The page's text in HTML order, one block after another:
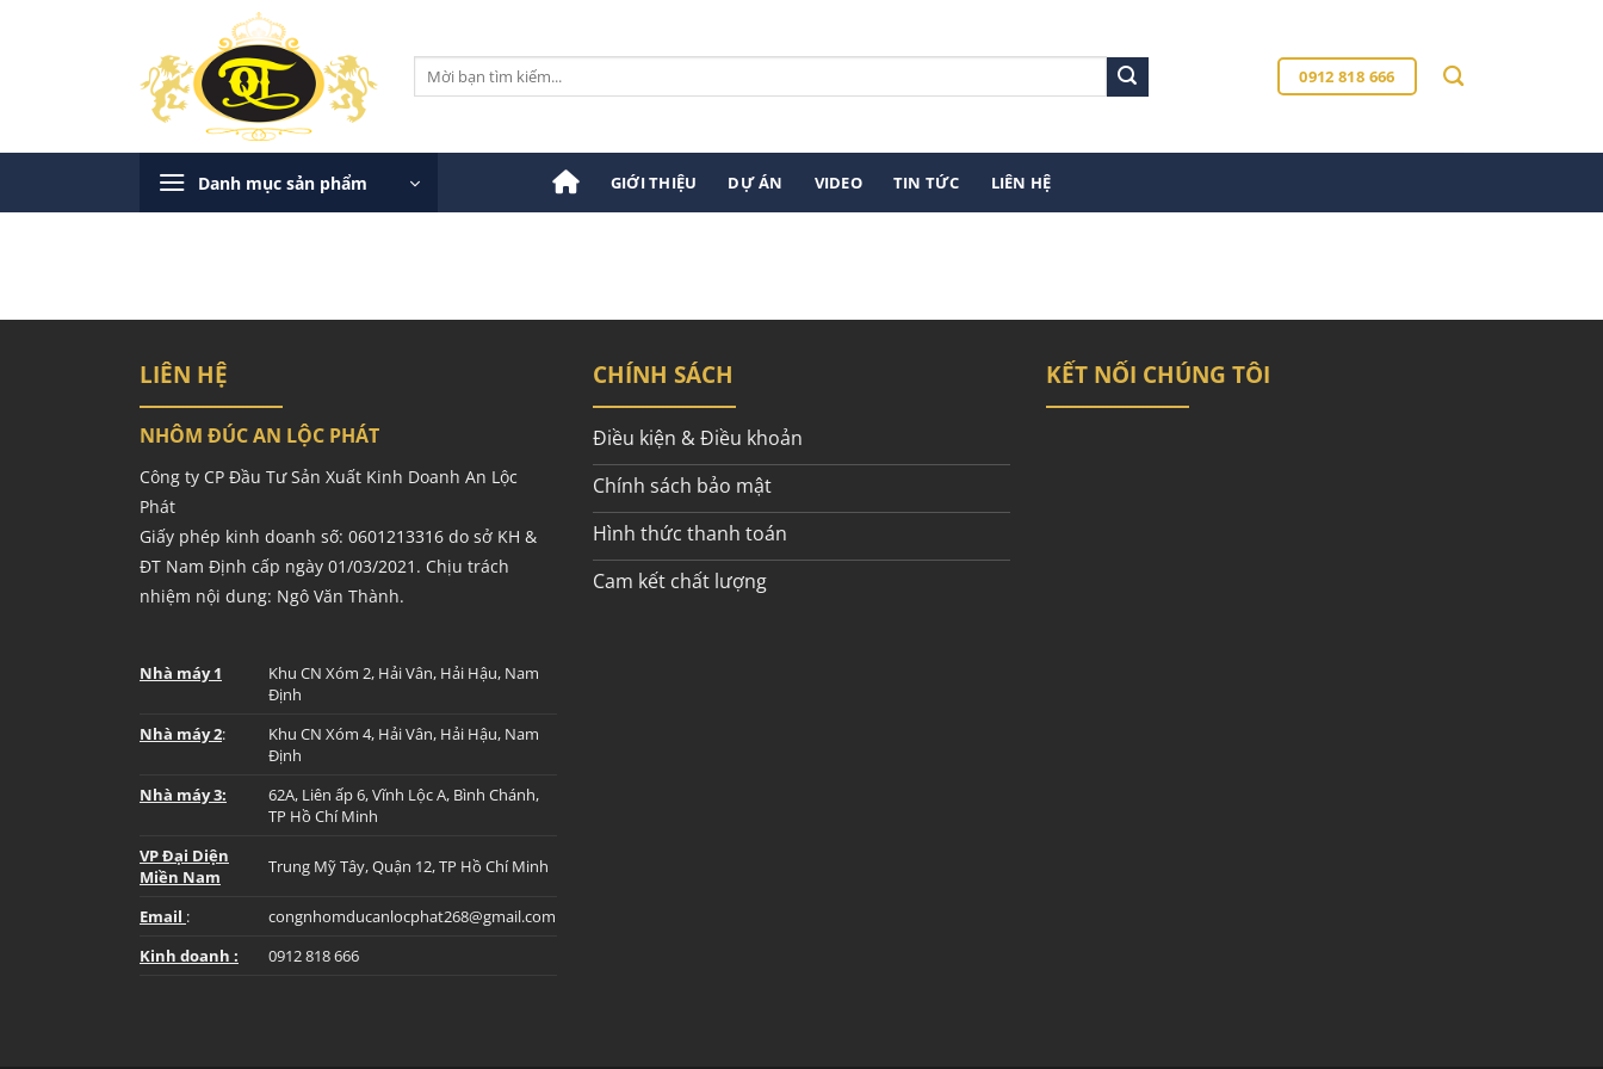
Tìm
0912 818 666
Danh mục sản phẩm GIỚI THIỆU DỰ ÁN VIDEO TIN TỨC LIÊN HỆ
LIÊN HỆ
NHÔM ĐÚC AN LỘC PHÁT
Công ty CP Đầu Tư Sản Xuất Kinh Doanh An Lộc
Phát
Giấy phép kinh doanh số: 0601213316 do sở KH &
ĐT Nam Định cấp ngày 01/03/2021. Chịu trách
nhiệm nội dung: Ngô Văn Thành.
Nhà máy 1
Khu CN Xóm 2, Hải Vân, Hải Hậu, Nam
Định
Nhà máy 2:
Khu CN Xóm 4, Hải Vân, Hải Hậu, Nam
Định
Nhà máy 3:
62A, Liên ấp 6, Vĩnh Lộc A, Bình Chánh,
TP Hồ Chí Minh
VP Đại Diện
Miền Nam
Trung Mỹ Tây, Quận 12, TP Hồ Chí Minh
Email :
congnhomducanlocphat268@gmail.com
Kinh doanh :
0912 818 666
CHÍNH SÁCH
Điều kiện & Điều khoản
Chính sách bảo mật
Hình thức thanh toán
Cam kết chất lượng
KẾT NỐI CHÚNG TÔI